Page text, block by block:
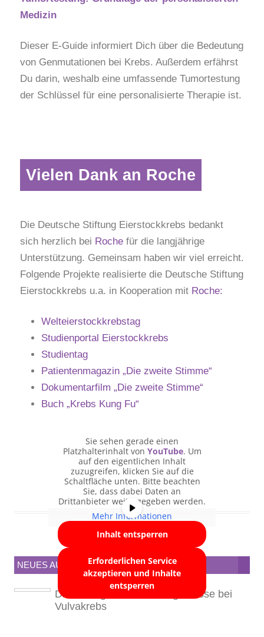
Medizin
Dieser E-Guide informiert Dich über die Bedeutung
von Genmutationen bei Krebs. Außerdem erfährst
Du darin, weshalb eine umfassende Tumortestung
der Schlüssel für eine personalisierte Therapie ist.
Vielen Dank an Roche
Die Deutsche Stiftung Eierstockkrebs bedankt
sich herzlich bei Roche für die langjährige
Unterstützung. Gemeinsam haben wir viel erreicht.
Folgende Projekte realisierte die Deutsche Stiftung
Eierstockkrebs u.a. in Kooperation mit Roche:
Welteierstockkrebstag
Studienportal Eierstockkrebs
Studientag
Patientenmagazin „Die zweite Stimme“
Dokumentarfilm „Die zweite Stimme“
Buch „Krebs Kung Fu“
Sie sehen gerade einen
Platzhalterinhalt von YouTube. Um
auf den eigentlichen Inhalt
zuzugreifen, klicken Sie auf die
Schaltfläche unten. Bitte beachten
Sie, dass dabei Daten an
Drittanbieter weitergegeben werden.
Mehr Informationen
Inhalt entsperren
Erforderlichen Service
akzeptieren und Inhalte
entsperren
NEUES AUS WISSENSCHAFT & PRAXIS
Die wichtigsten ASCO-Ergebnisse bei
Vulvakrebs